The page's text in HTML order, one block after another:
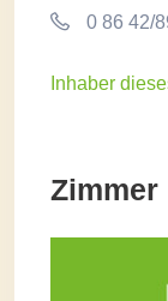
0 86 42/
Inhaber
Zimmer